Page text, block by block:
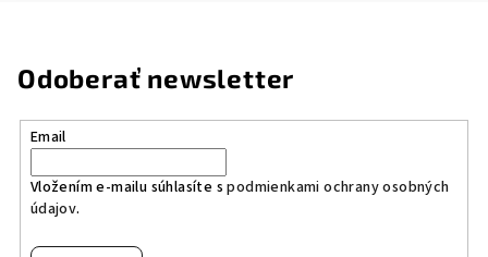
Odoberať newsletter
Email
Vložením e-mailu súhlasíte spodmienkami ochrany osobných
údajov.